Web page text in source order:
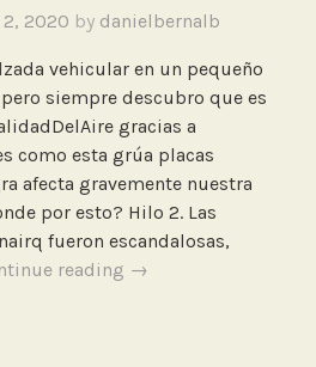
2020 by danielbernalb
vehicular en un pequeño
siempre descubro que es
gracias a
como esta grúa placas
afecta gravemente nuestra
por esto? Hilo 2. Las
fueron escandalosas,
reading Medición
→